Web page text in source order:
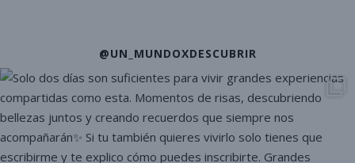
@UN_MUNDOXDESCUBRIR